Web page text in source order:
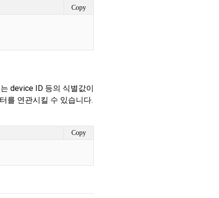
Copy
device ID 등의 식별값이
를 연관시킬 수 있습니다.
Copy